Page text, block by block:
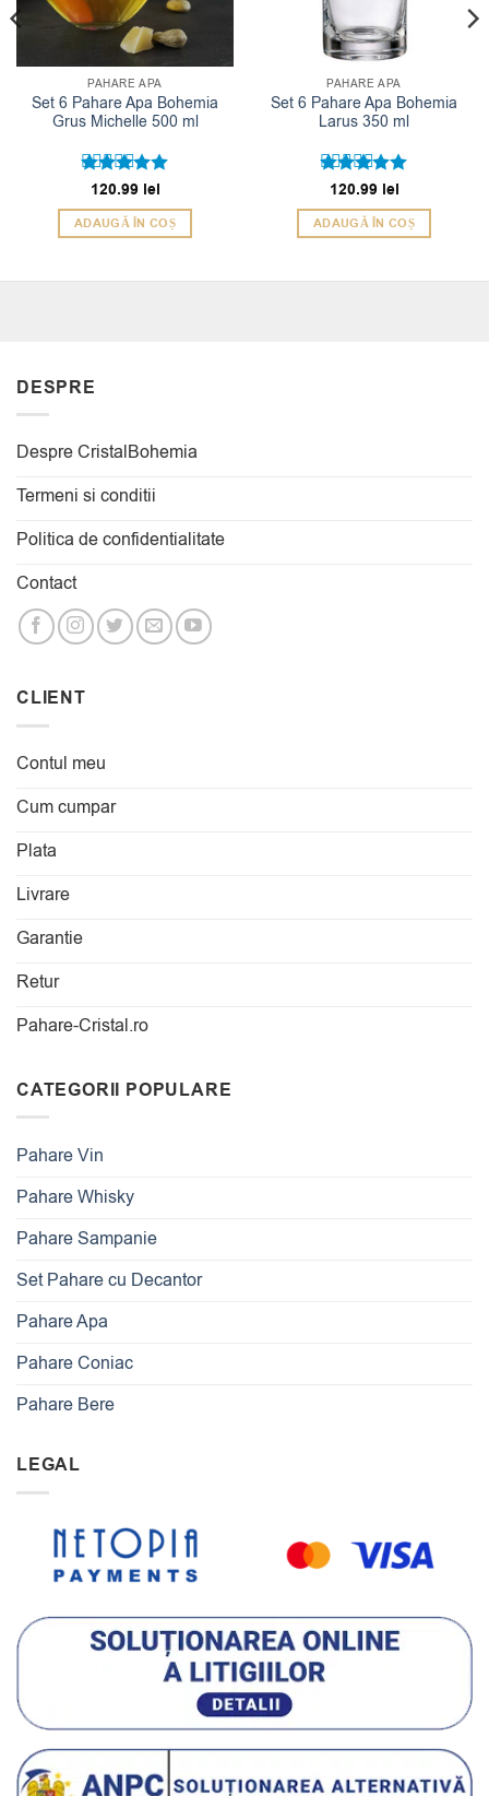
PAHARE APA
Set 6 Pahare Apa Bohemia
Grus Michelle 500 ml
Evaluat la
5din 5
120.99 lei
ADAUGĂ ÎN COȘ
PAHARE APA
Set 6 Pahare Apa Bohemia
Larus 350 ml
Evaluat la
5din 5
120.99 lei
ADAUGĂ ÎN COȘ
DESPRE
Despre CristalBohemia
Termeni si conditii
Politica de confidentialitate
Contact
CLIENT
Contul meu
Cum cumpar
Plata
Livrare
Garantie
Retur
Pahare-Cristal.ro
CATEGORII POPULARE
Pahare Vin
Pahare Whisky
Pahare Sampanie
Set Pahare cu Decantor
Pahare Apa
Pahare Coniac
Pahare Bere
LEGAL